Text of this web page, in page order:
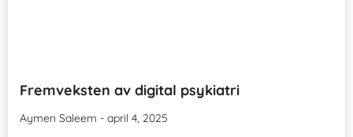
Fremveksten av digital psykiatri
Aymen Saleem april 4, 2025